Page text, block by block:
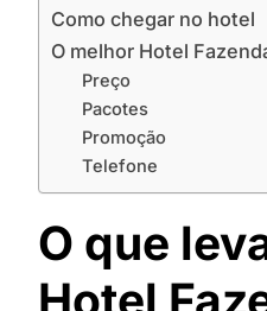
Como chegar no hotel
O melhor Hotel
Preço
Pacotes
Promoção
Telefone
O que
Hotel